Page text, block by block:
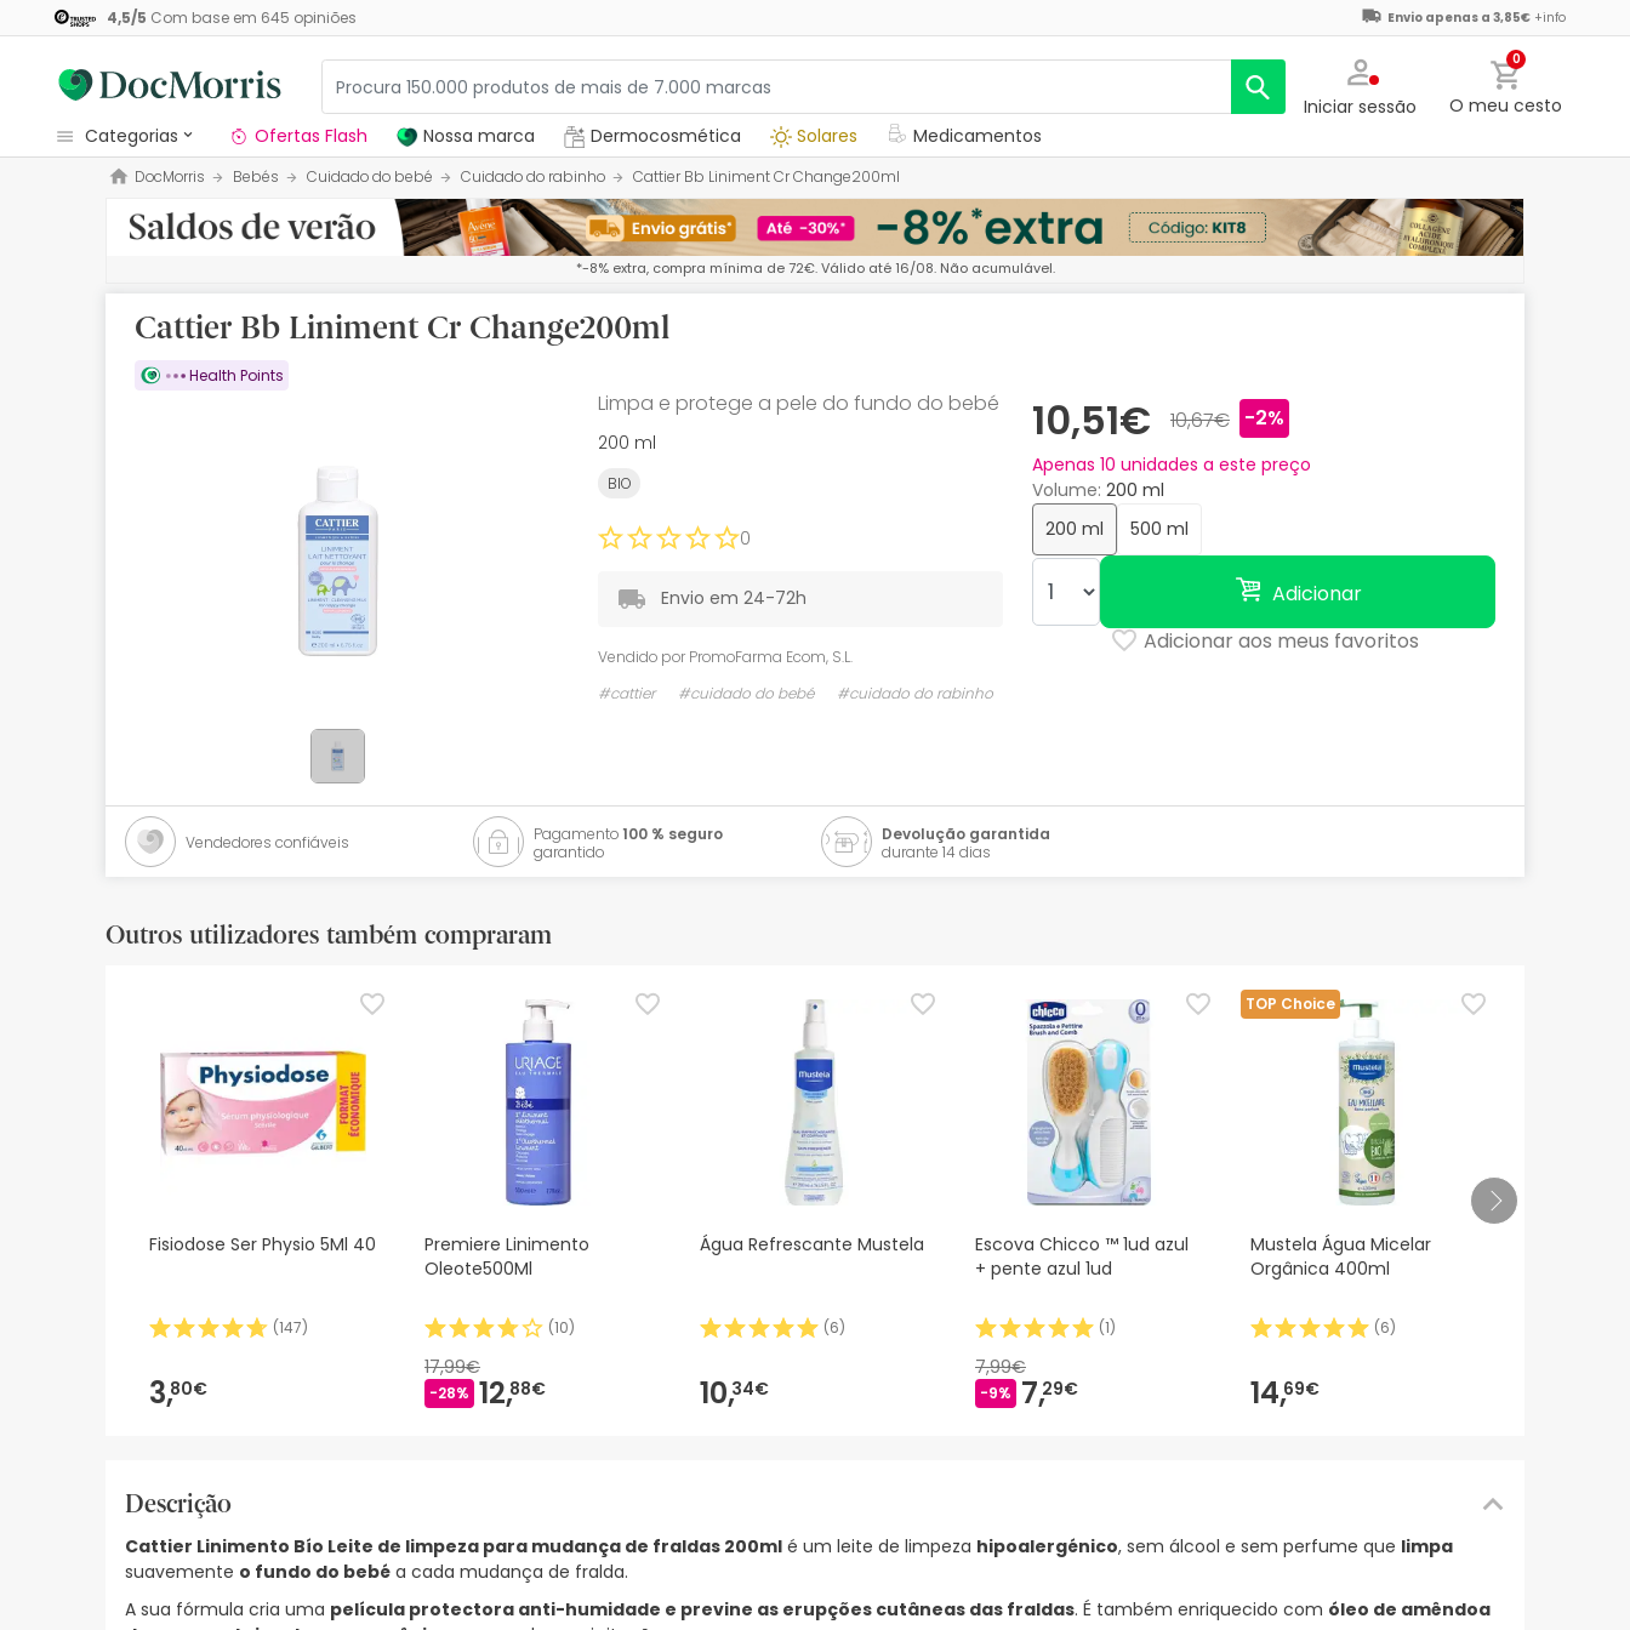
4,5/5 Com base em 645 opiniões Envio apenas a 3,85€ +info
Iniciar sessão
0
O meu cesto
categorias
Dermocosmetica
Nossa marca
Medicamentos
Cosmética
Promoções
Mais vendidos
Ofertas Flash Nossa marca Dermocosmética Solares Medicamentos
DocMorris Bebés Cuidado do bebé Cuidado do rabinho Cattier Bb Liniment Cr Change200ml
*-8% extra, compra mínima de 72€. Válido até 16/08. Não acumulável.
Cattier Bb Liniment Cr Change200ml
Health Points
10,51€ 10,67€ -2%
Apenas 10 unidades a este preço
Volume
200 ml
200 ml
500 ml
Adicionar
Adicionar aos meus favoritos
Limpa e protege a pele do fundo do bebé
200 ml
BIO
0
Envio em 24-72h
Vendido por PromoFarma Ecom, S.L.
#cattier
#cuidado do bebé #cuidado do rabinho
Vendedores confiáveis Pagamento100 % seguro
garantido
Devolução garantida
durante 14 dias
Outros utilizadores também compraram
Fisiodose Ser Physio 5Ml 40
(147)
3,80€
Premiere Linimento
Oleote500Ml
(10)
17,99€
-28% 12,88€
Água Refrescante Mustela
(6)
10,34€
Escova Chicco ™ 1ud azul
+ pente azul 1ud
(1)
7,99€
-9% 7,29€
TOP Choice
Mustela Água Micelar
Orgânica 400ml
(6)
14,69€
Descrição
Cattier Linimento Bío Leite de limpeza para mudança de fraldas 200ml é um leite de limpeza hipoalergénico, sem álcool e sem perfume que limpa
suavemente o fundo do bebé a cada mudança de fralda.
A sua fórmula cria uma película protectora anti-humidade e previne as erupções cutâneas das fraldas. É também enriquecido com óleo de amêndoa